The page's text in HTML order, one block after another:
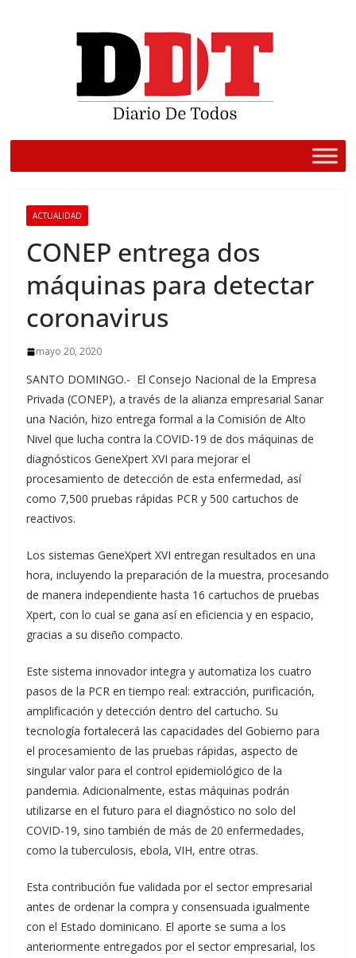
ACTUALIDAD
CONEP entrega dos
máquinas para detectar
coronavirus
mayo 20, 2020
SANTO DOMINGO.- El Consejo Nacional de la Empresa
Privada (CONEP), a través de la alianza empresarial Sanar
una Nación, hizo entrega formal a la Comisión de Alto
Nivel que lucha contra la COVID-19 de dos máquinas de
diagnósticos GeneXpert XVI para mejorar el
procesamiento de detección de esta enfermedad, así
como 7,500 pruebas rápidas PCR y 500 cartuchos de
reactivos.
Los sistemas GeneXpert XVI entregan resultados en una
hora, incluyendo la preparación de la muestra, procesando
de manera independiente hasta 16 cartuchos de pruebas
Xpert, con lo cual se gana así en eficiencia y en espacio,
gracias a su diseño compacto.
Este sistema innovador integra y automatiza los cuatro
pasos de la PCR en tiempo real: extracción, puriﬁcación,
ampliﬁcación y detección dentro del cartucho. Su
tecnología fortalecerá las capacidades del Gobierno para
el procesamiento de las pruebas rápidas, aspecto de
singular valor para el control epidemiológico de la
pandemia. Adicionalmente, estas máquinas podrán
utilizarse en el futuro para el diagnóstico no solo del
COVID-19, sino también de más de 20 enfermedades,
como la tuberculosis, ebola, VIH, entre otras.
Esta contribución fue validada por el sector empresarial
antes de ordenar la compra y consensuada igualmente
con el Estado dominicano. El aporte se suma a los
anteriormente entregados por el sector empresarial, los